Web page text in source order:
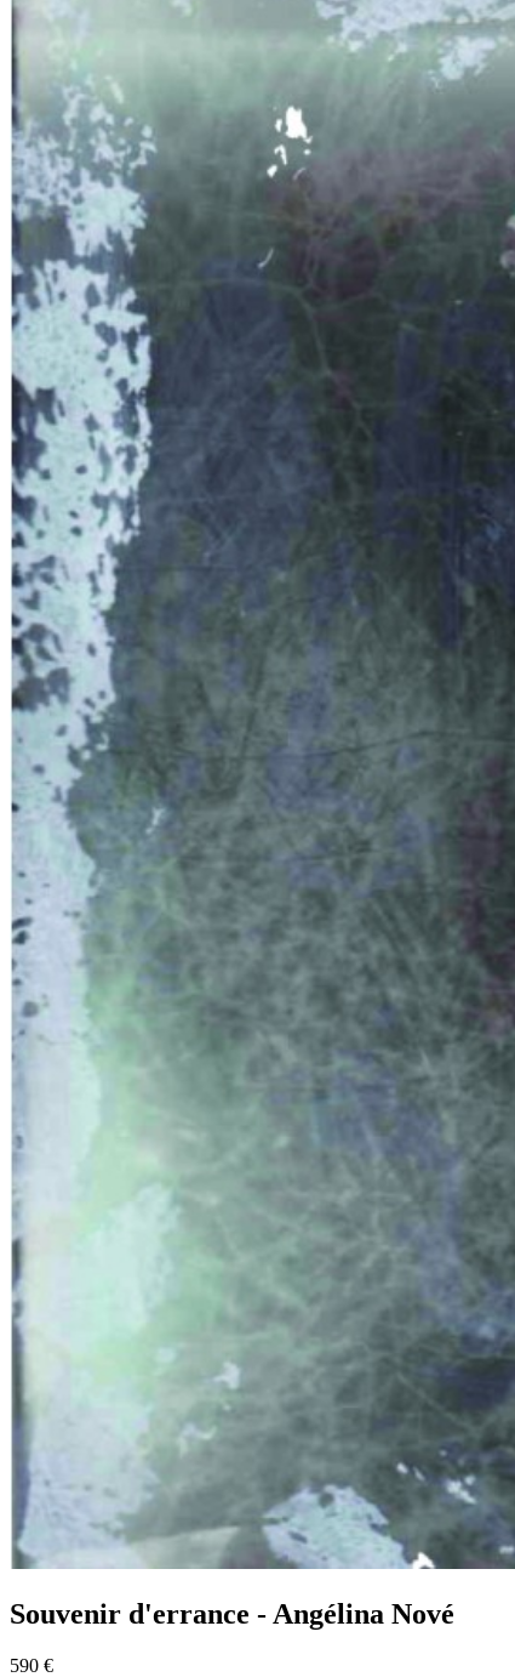
Souvenir d'errance - Angélina Nové
590 €